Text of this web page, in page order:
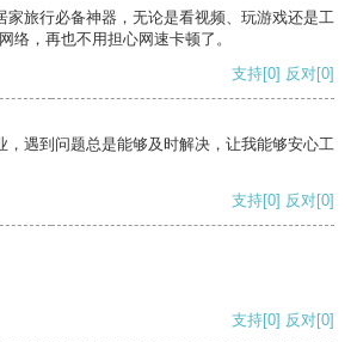
家旅行必备神器，无论是看视频、玩游戏还是工
络，再也不用担心网速卡顿了。
支持[0] 反对[0]
，遇到问题总是能够及时解决，让我能够安心工
支持[0] 反对[0]
支持[0] 反对[0]